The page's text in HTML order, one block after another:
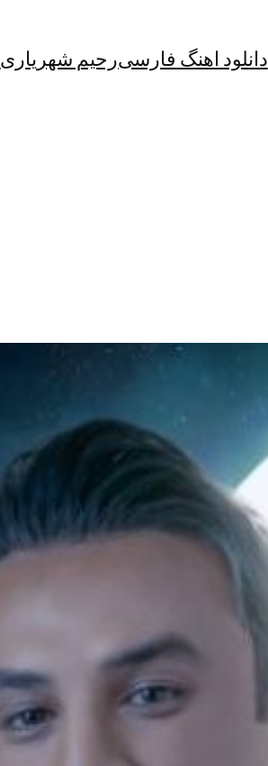
دانلود اهنگ فارسیرحیم شهریاری